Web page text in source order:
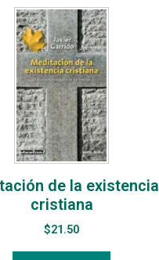
de la existencia
cristiana
$21.50